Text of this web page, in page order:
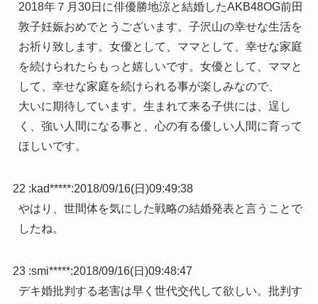
2018年７月30日に俳優勝地涼と結婚したAKB48OG前田
敦子妊娠おめでとうございます。子沢山の幸せな生活を
お祈り致します。女優として、ママとして、幸せな家庭
を続けられたらもっと嬉しいです。女優として、ママと
して、幸せな家庭を続けられる事が楽しみなので、
大いに期待しています。生まれて来る子供には、逞し
く、強い人間になる事と、心の有る優しい人間に育って
ほしいです。
22 :kad*****:2018/09/16(日)09:49:38
やはり、世間体を気にした戦略の結婚発表と言うことで
したね。
23 :smi*****:2018/09/16(日)09:48:47
デキ婚批判する老害は早く世代交代して欲しい。批判す